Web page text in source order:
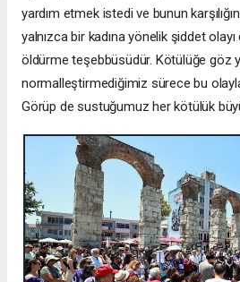
yardım etmek istedi ve bunun
yalnızca bir kadına yönelik şiddet
öldürme teşebbüsüdür. Kötülüğe göz
normalleştirmediğimiz sürece bu
Görüp de sustuğumuz her kötülük